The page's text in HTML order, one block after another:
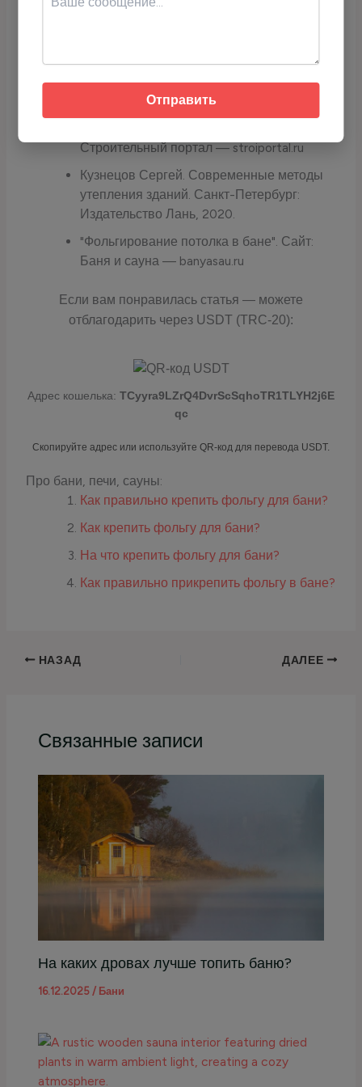
Иванов Дмитрий. Утепление и изоляция
бань и саун. Москва: Издательство
Строительство, 2018.
Строительный портал — stroiportal.ru
Кузнецов Сергей. Современные методы
утепления зданий. Санкт-Петербург:
Издательство Лань, 2020.
"Фольгирование потолка в бане". Сайт:
Баня и сауна — banyasau.ru
Если вам понравилась статья — можете
отблагодарить через USDT (TRC-20):
Адрес кошелька: TCyyra9LZrQ4DvrScSqhoTR1TLYH2j6E
qc
Скопируйте адрес или используйте QR-код для перевода USDT.
Про бани, печи, сауны:
Как правильно крепить фольгу для бани?
Как крепить фольгу для бани?
На что крепить фольгу для бани?
Как правильно прикрепить фольгу в бане?
НАЗАД ДАЛЕЕ
Связанные записи
На каких дровах лучше топить баню?
16.12.2025/ Бани
Отправить